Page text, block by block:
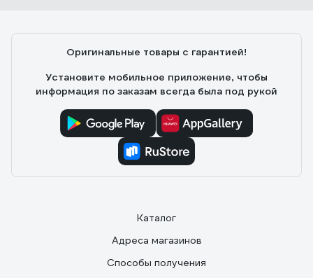
Оригинальные товары с гарантией!
Установите мобильное приложение, чтобы
информация по заказам всегда была под рукой
Каталог
Адреса магазинов
Способы получения